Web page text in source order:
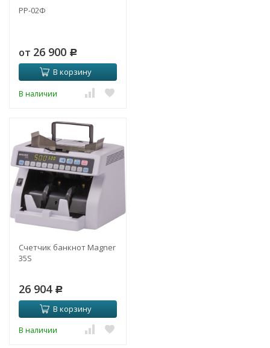
РР-02Ф
от 26 900 Р
В корзину
В наличии
Счетчик банкнот Magner
35S
26 904 Р
В корзину
В наличии